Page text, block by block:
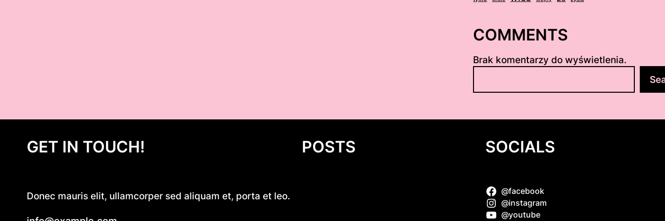
COMMENTS
Brak komentarzy do wyświetlenia.
u
a
GET IN TOUCH!
Donec mauris elit, ullamcorper sed aliquam et, porta et leo.
POSTS SOCIALS
@facebook
@instagram
@youtube